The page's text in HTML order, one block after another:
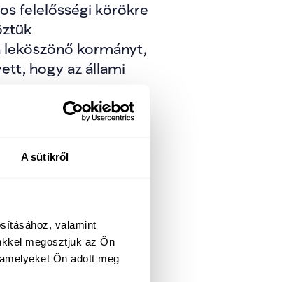
A sütikről
valamint
megosztjuk az Ön
Ön adott meg
felelősségi körökre
leköszönő kormányt,
hogy az állami
hogy az
az oktatási
az uniós források
a következő